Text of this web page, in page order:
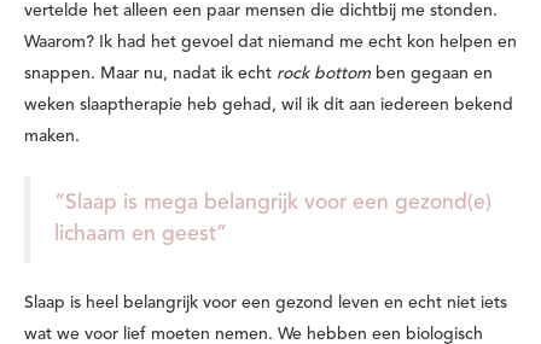
vertelde het alleen een paar mensen die dichtbij me stonden.
Waarom? Ik had het gevoel dat niemand me echt kon helpen en
snappen. Maar nu, nadat ik echt rock bottom ben gegaan en
weken slaaptherapie heb gehad, wil ik dit aan iedereen bekend
maken.
“Slaap is mega belangrijk voor een gezond(e)
lichaam en geest”
Slaap is heel belangrijk voor een gezond leven en echt niet iets
wat we voor lief moeten nemen. We hebben een biologisch